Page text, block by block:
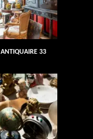
ANTIQUAIRE 33